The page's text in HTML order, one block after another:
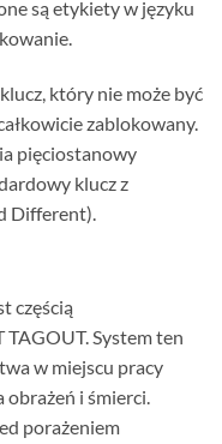
są etykiety w języku
który nie może być
zablokowany.
pięciostanowy
klucz z
Different).
częścią
System ten
w miejscu pracy
obrażeń i śmierci.
porażeniem